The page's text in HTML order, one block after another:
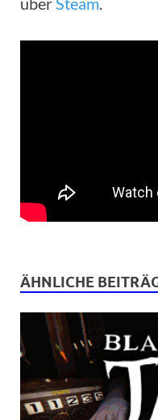
ÄHNLICHE